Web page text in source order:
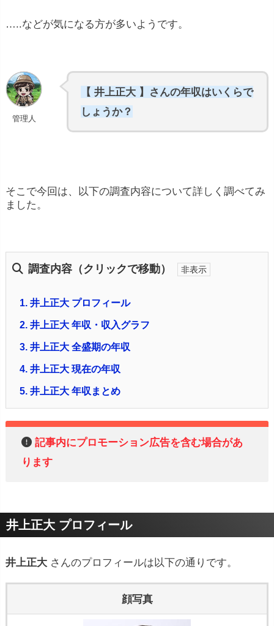
…..などが気になる方が多いようです。
管理人
【 井上正大 】さんの年収はいくらで
しょうか？
そこで今回は、以下の調査内容について詳しく調べてみ
ました。
調査内容（クリックで移動）
1. 井上正大 プロフィール
2. 井上正大 年収・収入グラフ
3. 井上正大 全盛期の年収
4. 井上正大 現在の年収
5. 井上正大 年収まとめ
記事内にプロモーション広告を含む場合があ
ります
井上正大 プロフィール
井上正大 さんのプロフィールは以下の通りです。
顔写真